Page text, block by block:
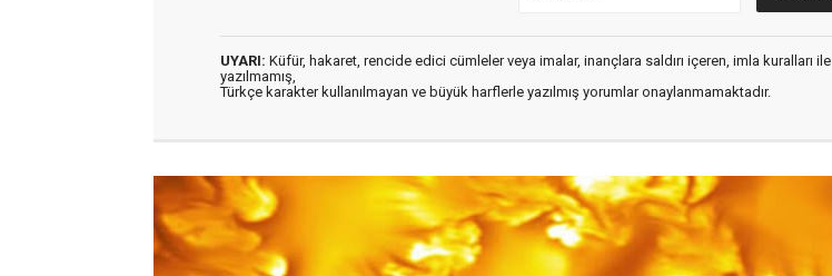
UYARI: Küfür, hakaret, rencide edici cümleler veya imalar, inançlara saldırı içeren, imla kuralları ile
yazılmamış,
Türkçe karakter kullanılmayan ve büyük harflerle yazılmış yorumlar onaylanmamaktadır.